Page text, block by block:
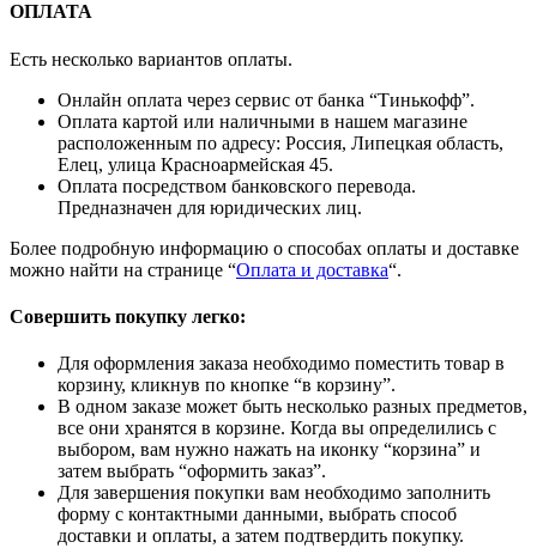
ОПЛАТА
Есть несколько вариантов оплаты.
Онлайн оплата через сервис от банка “Тинькофф”.
Оплата картой или наличными в нашем магазине
расположенным по адресу: Россия, Липецкая область,
Елец, улица Красноармейская 45.
Оплата посредством банковского перевода.
Предназначен для юридических лиц.
Более подробную информацию о способах оплаты и доставке
можно найти на странице “Оплата и доставка“.
Совершить покупку легко:
Для оформления заказа необходимо поместить товар в
корзину, кликнув по кнопке “в корзину”.
В одном заказе может быть несколько разных предметов,
все они хранятся в корзине. Когда вы определились с
выбором, вам нужно нажать на иконку “корзина” и
затем выбрать “оформить заказ”.
Для завершения покупки вам необходимо заполнить
форму с контактными данными, выбрать способ
доставки и оплаты, а затем подтвердить покупку.